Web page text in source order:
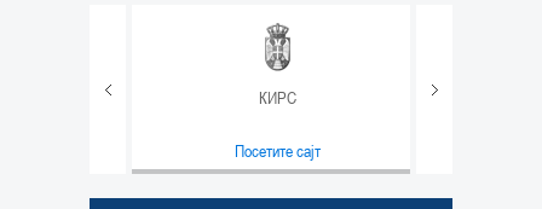
КИРС
Посетите сајт